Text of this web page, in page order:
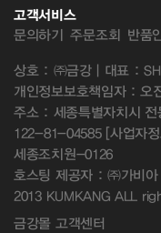
고객서비스
문의하기 주문조회 반품
상호 : ㈜금강 | 대표 :
개인정보보호책임자 : 오
주소 : 세종특별자치시
122-81-04585 [사업자
세종조치원-0126
호스팅 제공자 : ㈜가비아
2013 KUMKANG ALL
금강몰 고객센터